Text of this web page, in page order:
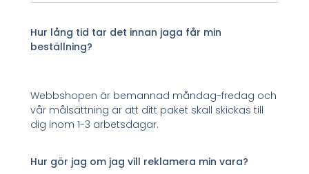
Hur lång tid tar det innan jaga får min
beställning?
Webbshopen är bemannad måndag-fredag och
vår målsättning är att ditt paket skall skickas till
dig inom 1-3 arbetsdagar.
Hur gör jag om jag vill reklamera min vara?